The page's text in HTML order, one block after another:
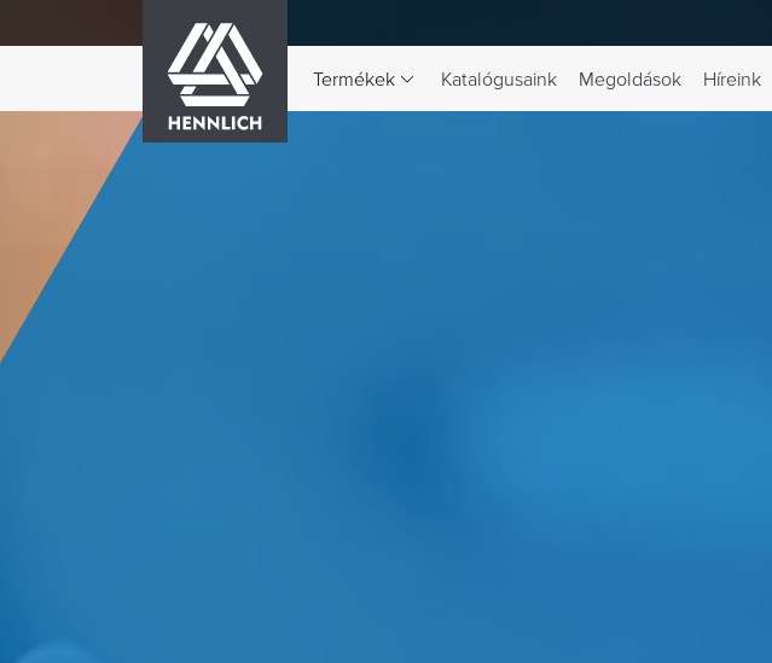
Termékek
A Termékek legördülő menü váltása
Katalógusaink Megoldások Híreink